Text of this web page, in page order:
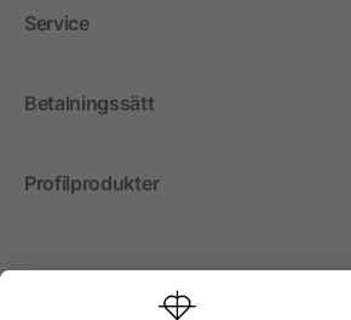
Service
Betalningssätt
Profilprodukter
Internationellt